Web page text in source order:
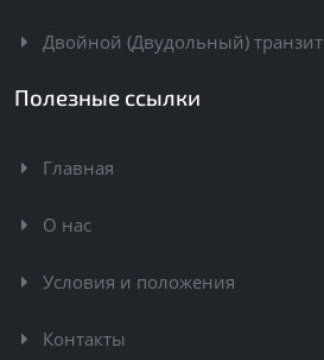
Двойной (Двудольный) транзит
Полезные ссылки
Главная
О нас
Условия и положения
Контакты